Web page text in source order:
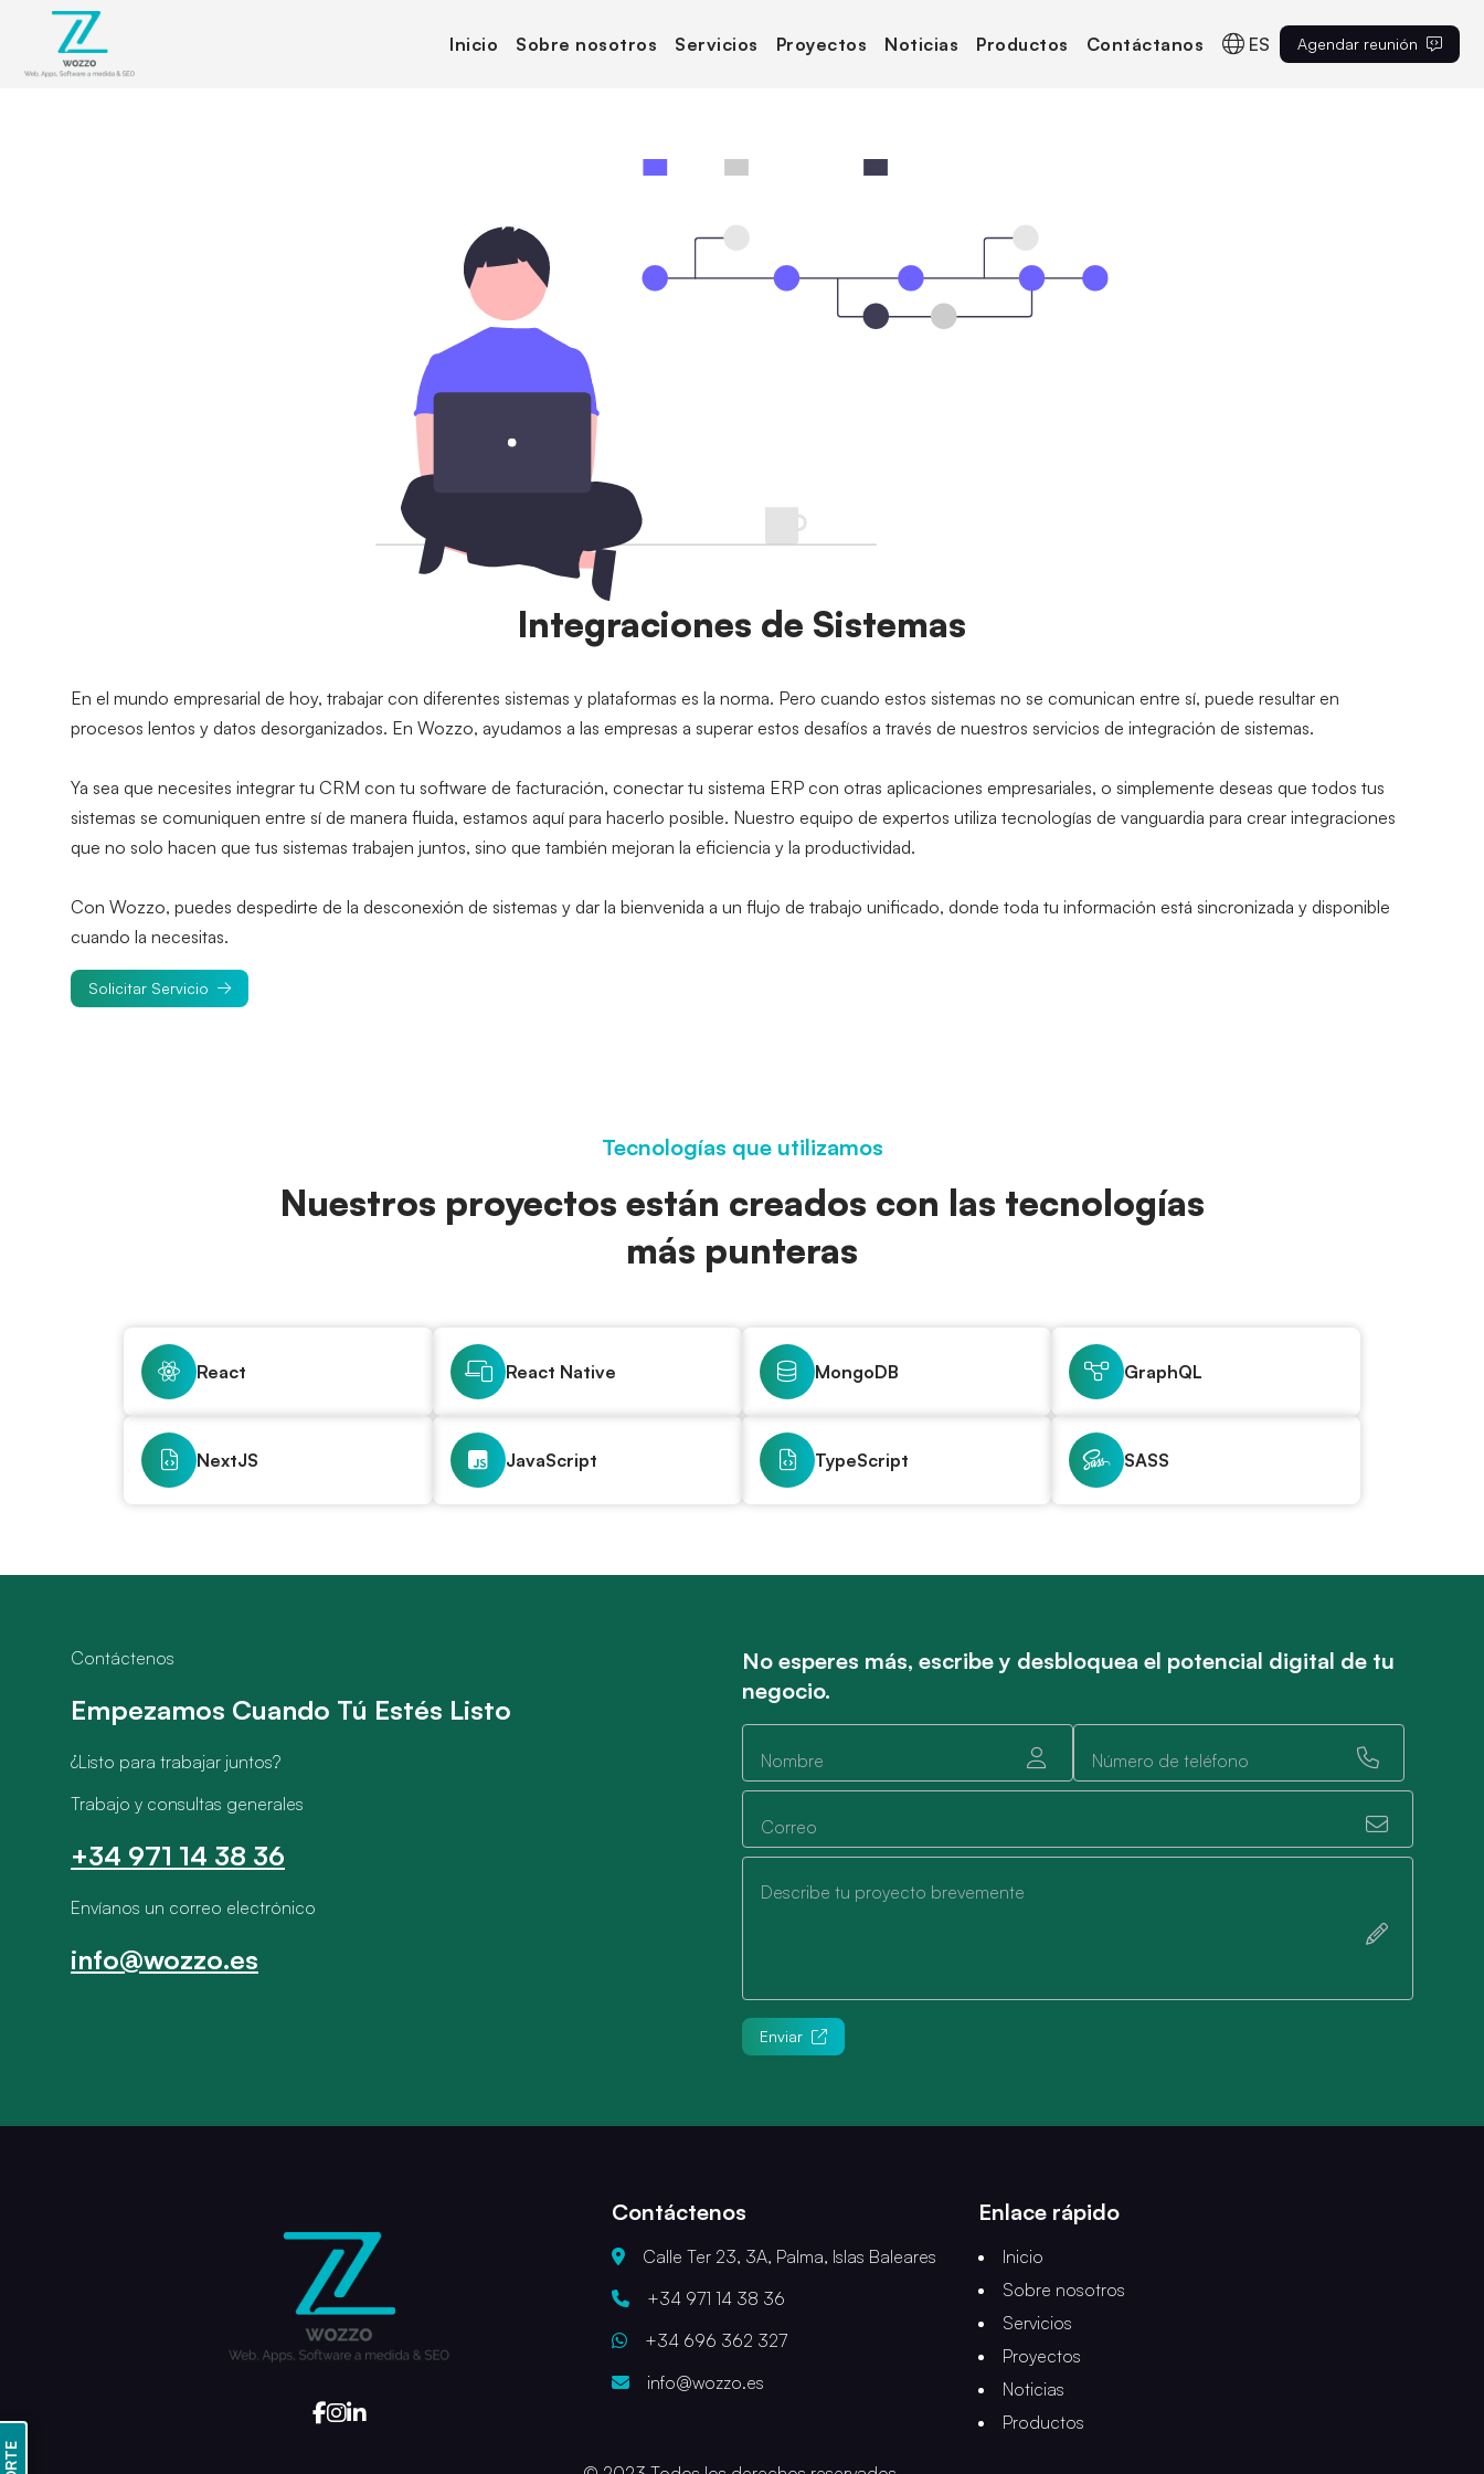
Inicio Sobre nosotros Servicios Proyectos Noticias Productos Contáctanos ES Agendar reunión
Integraciones de Sistemas
En el mundo empresarial de hoy, trabajar con diferentes sistemas y plataformas es la norma. Pero cuando estos sistemas no se comunican entre sí, puede resultar en
procesos lentos y datos desorganizados. En Wozzo, ayudamos a las empresas a superar estos desafíos a través de nuestros servicios de integración de sistemas.
Ya sea que necesites integrar tu CRM con tu software de facturación, conectar tu sistema ERP con otras aplicaciones empresariales, o simplemente deseas que todos tus
sistemas se comuniquen entre sí de manera fluida, estamos aquí para hacerlo posible. Nuestro equipo de expertos utiliza tecnologías de vanguardia para crear integraciones
que no solo hacen que tus sistemas trabajen juntos, sino que también mejoran la eficiencia y la productividad.
Con Wozzo, puedes despedirte de la desconexión de sistemas y dar la bienvenida a un flujo de trabajo unificado, donde toda tu información está sincronizada y disponible
cuando la necesitas.
Solicitar Servicio
Tecnologías que utilizamos
Nuestros proyectos están creados con las tecnologías
más punteras
React React Native MongoDB GraphQL
NextJS JavaScript TypeScript SASS
Contáctenos
Empezamos Cuando Tú Estés Listo
¿Listo para trabajar juntos?
Trabajo y consultas generales
+34 971 14 38 36
Envíanos un correo electrónico
info@wozzo.es
No esperes más, escribe y desbloquea el potencial digital de tu
negocio.
Nombre Número de teléfono
Correo
Describe tu proyecto brevemente
Enviar
Contáctenos
Calle Ter 23, 3A, Palma, Islas Baleares
+34 971 14 38 36
+34 696 362 327
info@wozzo.es
Enlace rápido
Inicio
Sobre nosotros
Servicios
Proyectos
Noticias
Productos